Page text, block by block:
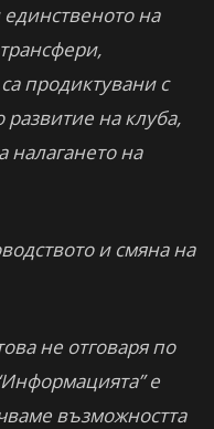
единственото на
продиктувани с
на клуба,
налагането на
и смяна на
не отговаря по
е
възможността